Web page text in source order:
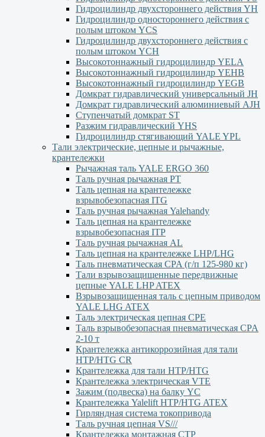
Гидроцилиндр двухстороннего действия YН
Гидроцилиндр одностороннего действия с
полым штоком YСS
Гидроцилиндр двухстороннего действия с
полым штоком YСН
Высокотоннажный гидроцилиндр YELA
Высокотоннажный гидроцилиндр YEHВ
Высокотоннажный гидроцилиндр YEGВ
Домкрат гидравлический универсальный JH
Домкрат гидравлический алюминиевый АJH
Ступенчатый домкрат ST
Разжим гидравлический YHS
Гидроцилиндр стягивающий YALE YPL
Тали электрические, цепные и рычажные,
крантележки
Рычажная таль YALE ERGO 360
Таль ручная рычажная PT
Таль цепная на крантележке
взрывобезопасная ITG
Таль ручная рычажная Yalehandy
Таль цепная на крантележке
взрывобезопасная ITP
Таль ручная рычажная AL
Таль цепная на крантележке LHP/LHG
Таль пневматическая CPA (г/п 125-980 кг)
Тали взрывозащищенные передвижные
цепные YALE LHP ATEX
Взрывозащищенная таль с цепным приводом
YALE LHG ATEX
Таль электрическая цепная CPE
Таль взрывобезопасная пневматическая CPA
2-10 т
Крантележка антикоррозийная для тали
HTP/HTG CR
Крантележка для тали HTP/HTG
Крантележка электрическая VTE
Зажим (подвеска) на балку YC
Крантележка Yalelift НТР/НТG ATEX
Гирляндная система токопривода
Таль ручная цепная VS///
Крантележка монтажная СТР